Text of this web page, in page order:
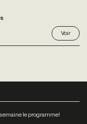
Voir
le programme!